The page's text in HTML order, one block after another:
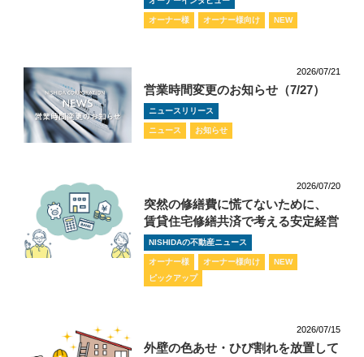
オーナー様 オーナー様向け NEW
2026/07/21
営業時間変更のお知らせ（7/27）
ニュースリリース
ニュース お知らせ
2026/07/20
突然の修繕費に慌てないために、
賃貸住宅修繕共済で考える安定経営
NISHIDAの不動産ニュース
オーナー様 オーナー様向け
NEW
ピックアップ
2026/07/15
外壁の色あせ・ひび割れを放置して